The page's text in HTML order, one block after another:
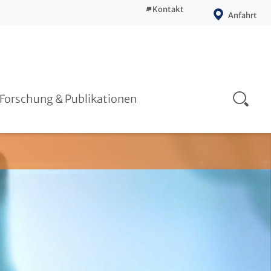
Kontakt
Anfahrt
Forschung & Publikationen